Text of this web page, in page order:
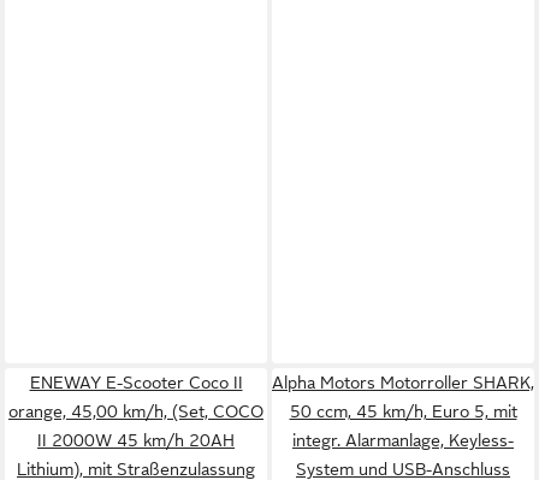
ENEWAY E-Scooter Coco II
orange, 45,00 km/h, (Set, COCO
II 2000W 45 km/h 20AH
Lithium), mit Straßenzulassung
Alpha Motors Motorroller SHARK,
50 ccm, 45 km/h, Euro 5, mit
integr. Alarmanlage, Keyless-
System und USB-Anschluss